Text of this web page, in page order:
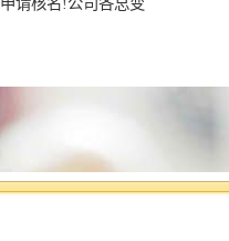
请核名!公司各总变